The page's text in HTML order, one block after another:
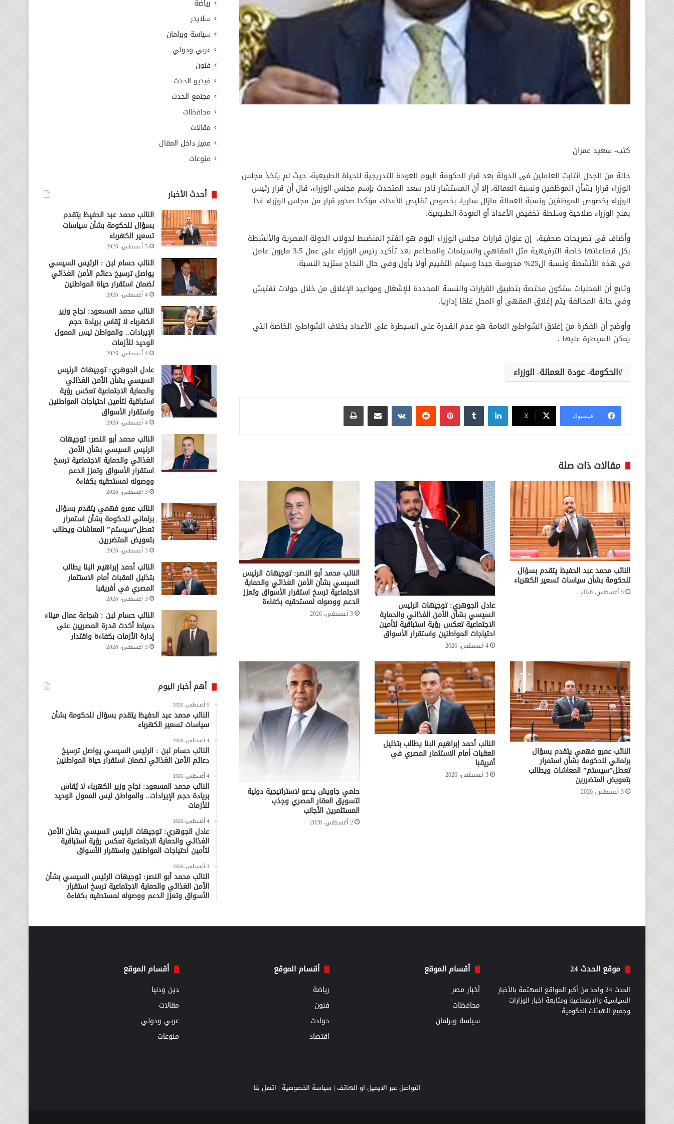
كتب- سعيد عمران
حالة من الجدل انتابت العاملين فى الدولة بعد قرار الحكومة اليوم العودة التدريجية للحياة الطبيعية، حيث لم يتخذ مجلس
الوزراء قرارا بشأن الموظفين ونسبة العمالة، إلا أن المستشار نادر سعد المتحدث بإسم مجلس الوزراء، قال أن قرار رئيس
الوزراء بخصوص الموظفين ونسبة العمالة مازال ساريا، بخصوص تقليص الأعداد، مؤكدا صدور قرار من مجلس الوزراء غدا
بمنح الوزراء صلاحية وسلطة تخفيض الأعداد أو العودة الطبيعية.
وأضاف فى تصريحات صحفية، إن عنوان قرارات مجلس الوزراء اليوم هو الفتح المنضبط لدولاب الدولة المصرية والأنشطة
بكل قطاعاتها خاصة الترفيهية مثل المقاهي والسينمات والمطاعم بعد تأكيد رئيس الوزراء على عمل 3.5 مليون عامل
في هذه الأنشطة ونسبة ال25% مدروسة جيدا وسيتم التقييم أولا بأول وفي حال النجاح ستزيد النسبة.
وتابع أن المحليات ستكون مختصة بتطبيق القرارات والنسبة المحددة للإشغال ومواعيد الإغلاق من خلال جولات تفتيش
وفي حالة المخالفة يتم إغلاق المقهى أو المحل غلقا إداريا.
وأوضح أن الفكرة من إغلاق الشواطئ العامة هو عدم القدرة على السيطرة على الأعداد بخلاف الشواطئ الخاصة التي
يمكن السيطرة عليها .
الحكومة- عودة العمالة- الوزراء
فيسبوك ‫X
لينكدإن بينتيريست مشاركة عبر البريد طباعة
مقالات ذات صلة
النائب محمد عبد الحفيظ يتقدم بسؤال
للحكومة بشأن سياسات تسعير الكهرباء
5 أغسطس، 2026
عادل الجوهري: توجيهات الرئيس
السيسي بشأن الأمن الغذائي والحماية
الاجتماعية تعكس رؤية استباقية لتأمين
احتياجات المواطنين واستقرار الأسواق
4 أغسطس، 2026
النائب محمد أبو النصر: توجيهات الرئيس
السيسي بشأن الأمن الغذائي والحماية
الاجتماعية ترسخ استقرار الأسواق وتعزز
الدعم ووصوله لمستحقيه بكفاءة
3 أغسطس، 2026
النائب عمرو فهمي يتقدم بسؤال
برلماني للحكومة بشأن استمرار
تعطل”سيستم” المعاشات ويطالب
بتعويض المتضررين
3 أغسطس، 2026
النائب أحمد إبراهيم البنا يطالب بتذليل
العقبات أمام الاستثمار المصري في
أفريقبا
3 أغسطس، 2026
حلمي جاويش يدعو لاستراتيجية دولية
لتسويق العقار المصري وجذب
المستثمرين الأجانب
2 أغسطس، 2026
رياضة
سلايدر
سياسة وبرلمان
عربي ودولي
فنون
فيديو الحدث
مجتمع الحدث
محافظات
مقالات
مميز داخل المقال
منوعات
أحدث الأخبار
النائب محمد عبد الحفيظ يتقدم
بسؤال للحكومة بشأن سياسات
تسعير الكهرباء
5 أغسطس، 2026
النائب حسام لبن : الرئيس السيسي
يواصل ترسيخ دعائم الأمن الغذائي
لضمان استقرار حياة المواطنين
4 أغسطس، 2026
النائب محمد المسعود: نجاح وزير
الكهرباء لا يُقاس بريادة حجم
الإيرادات.. والمواطن ليس الممول
الوحيد للأزمات
4 أغسطس، 2026
عادل الجوهري: توجيهات الرئيس
السيسي بشأن الأمن الغذائي
والحماية الاجتماعية تعكس رؤية
استباقية لتأمين احتياجات المواطنين
واستقرار الأسواق
4 أغسطس، 2026
النائب محمد أبو النصر: توجيهات
الرئيس السيسي بشأن الأمن
الغذائي والحماية الاجتماعية ترسخ
استقرار الأسواق وتعزز الدعم
ووصوله لمستحقيه بكفاءة
3 أغسطس، 2026
النائب عمرو فهمي يتقدم بسؤال
برلماني للحكومة بشأن استمرار
تعطل”سيستم” المعاشات ويطالب
بتعويض المتضررين
3 أغسطس، 2026
النائب أحمد إبراهيم البنا يطالب
بتذليل العقبات أمام الاستثمار
المصري في أفريقبا
3 أغسطس، 2026
النائب حسام لبن : شجاعة عمال ميناء
دمياط أكدت قدرة المصريين على
إدارة الأزمات بكفاءة واقتدار
3 أغسطس، 2026
أهم أخبار اليوم
5 أغسطس، 2026
النائب محمد عبد الحفيظ يتقدم بسؤال للحكومة بشأن
سياسات تسعير الكهرباء
4 أغسطس، 2026
النائب حسام لبن : الرئيس السيسي يواصل ترسيخ
دعائم الأمن الغذائي لضمان استقرار حياة المواطنين
4 أغسطس، 2026
النائب محمد المسعود: نجاح وزير الكهرباء لا يُقاس
بريادة حجم الإيرادات.. والمواطن ليس الممول الوحيد
للأزمات
4 أغسطس، 2026
عادل الجوهري: توجيهات الرئيس السيسي بشأن الأمن
الغذائي والحماية الاجتماعية تعكس رؤية استباقية
لتأمين احتياجات المواطنين واستقرار الأسواق
3 أغسطس، 2026
النائب محمد أبو النصر: توجيهات الرئيس السيسي بشأن
الأمن الغذائي والحماية الاجتماعية ترسخ استقرار
الأسواق وتعزز الدعم ووصوله لمستحقيه بكفاءة
موقع الحدث 24
الحدث 24 واحد من أكبر المواقع المهتمة بالأخبار
السياسية والاجتماعية ومتابعة اخبار الوزارات
وجميع الهيئات الحكومية
أقسام الموقع
أخبار مصر
محافظات
سياسة وبرلمان
أقسام الموقع
رياضة
فنون
حوادث
اقتصاد
أقسام الموقع
دين ودنيا
مقالات
عربي ودولي
منوعات
التواصل عبر الايميل او الهاتف |سياسة الخصوصية | اتصل بنا